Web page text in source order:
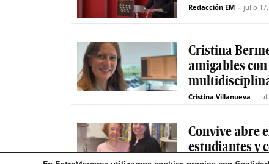
Redacción EM - julio
Cristina
amigables
Cristina Villanueva -
Convive abre
estudiantes y